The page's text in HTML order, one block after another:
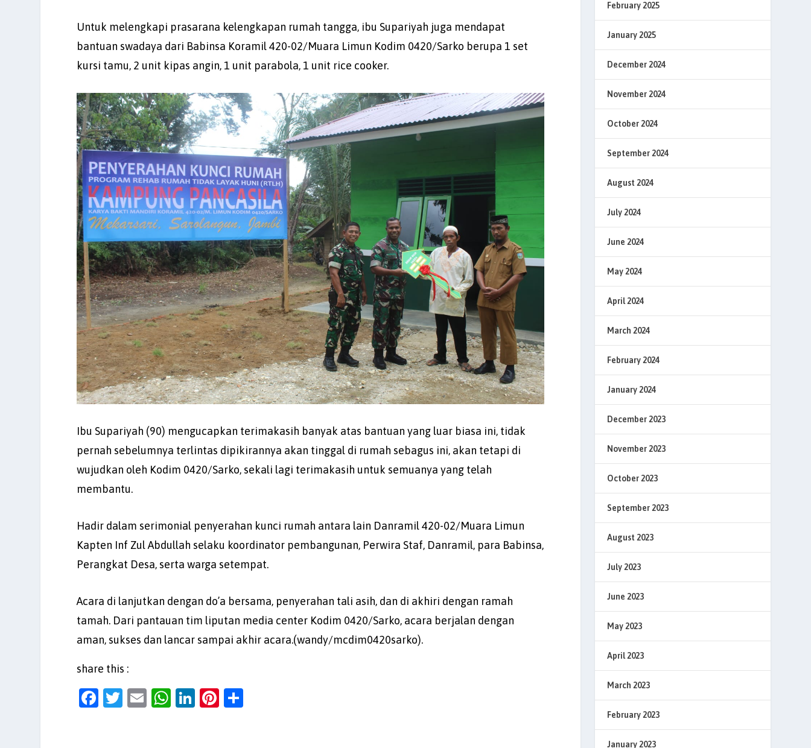
Untuk melengkapi prasarana kelengkapan rumah tangga, ibu Supariyah juga mendapat
bantuan swadaya dari Babinsa Koramil 420-02/Muara Limun Kodim 0420/Sarko berupa 1 set
kursi tamu, 2 unit kipas angin, 1 unit parabola, 1 unit rice cooker.
Ibu Supariyah (90) mengucapkan terimakasih banyak atas bantuan yang luar biasa ini, tidak
pernah sebelumnya terlintas dipikirannya akan tinggal di rumah sebagus ini, akan tetapi di
wujudkan oleh Kodim 0420/Sarko, sekali lagi terimakasih untuk semuanya yang telah
membantu.
Hadir dalam serimonial penyerahan kunci rumah antara lain Danramil 420-02/Muara Limun
Kapten Inf Zul Abdullah selaku koordinator pembangunan, Perwira Staf, Danramil, para Babinsa,
Perangkat Desa, serta warga setempat.
Acara di lanjutkan dengan do’a bersama, penyerahan tali asih, dan di akhiri dengan ramah
tamah. Dari pantauan tim liputan media center Kodim 0420/Sarko, acara berjalan dengan
aman, sukses dan lancar sampai akhir acara.(wandy/mcdim0420sarko).
share this :
F
T
E
W Li
Pi
February 2025
January 2025
December 2024
November 2024
October 2024
September 2024
August 2024
July 2024
June 2024
May 2024
April 2024
March 2024
February 2024
January 2024
December 2023
November 2023
October 2023
September 2023
August 2023
July 2023
June 2023
May 2023
April 2023
March 2023
February 2023
January 2023